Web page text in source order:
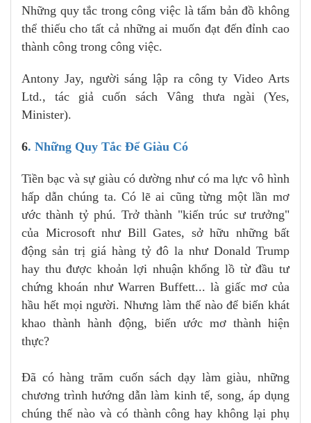
Những quy tắc trong công việc là tấm bản đồ không
thể thiếu cho tất cả những ai muốn đạt đến đỉnh cao
thành công trong công việc.
Antony Jay, người sáng lập ra công ty Video Arts
Ltd., tác giả cuốn sách Vâng thưa ngài (Yes,
Minister).
6. Những Quy Tắc Để Giàu Có
Tiền bạc và sự giàu có dường như có ma lực vô hình
hấp dẫn chúng ta. Có lẽ ai cũng từng một lần mơ
ước thành tỷ phú. Trở thành "kiến trúc sư trưởng"
của Microsoft như Bill Gates, sở hữu những bất
động sản trị giá hàng tỷ đô la như Donald Trump
hay thu được khoản lợi nhuận khổng lồ từ đầu tư
chứng khoán như Warren Buffett... là giấc mơ của
hầu hết mọi người. Nhưng làm thế nào để biến khát
khao thành hành động, biến ước mơ thành hiện
thực?
Đã có hàng trăm cuốn sách dạy làm giàu, những
chương trình hướng dẫn làm kinh tế, song, áp dụng
chúng thế nào và có thành công hay không lại phụ